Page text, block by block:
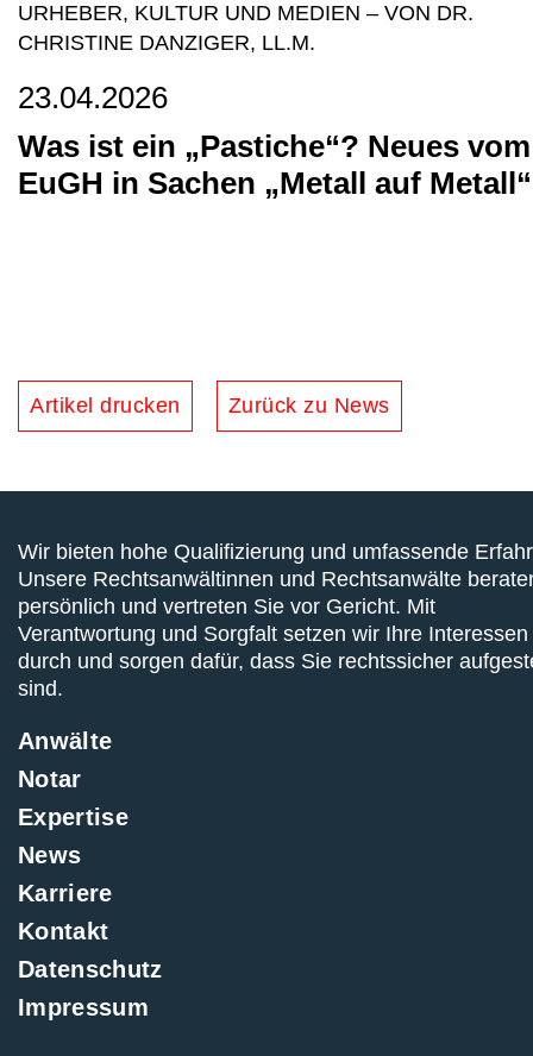
URHEBER, KULTUR UND MEDIEN – VON DR.
CHRISTINE DANZIGER, LL.M.
23.04.2026
Was ist ein „Pastiche“? Neues vom
EuGH in Sachen „Metall auf Metall“
Artikel drucken Zurück zu News
Wir bieten hohe Qualifizierung und umfassende
Unsere Rechtsanwältinnen und Rechtsanwälte
persönlich und vertreten Sie vor Gericht. Mit
Verantwortung und Sorgfalt setzen wir Ihre Interessen
durch und sorgen dafür, dass Sie rechtssicher
sind.
Anwälte
Notar
Expertise
News
Karriere
Kontakt
Datenschutz
Impressum